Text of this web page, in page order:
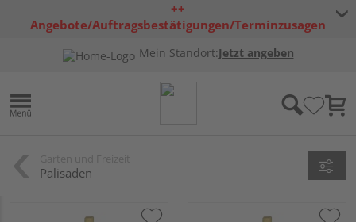
++
Angebote/Auftragsbestätigungen/Terminzusagen
Mein Standort:Jetzt angeben
Palisaden